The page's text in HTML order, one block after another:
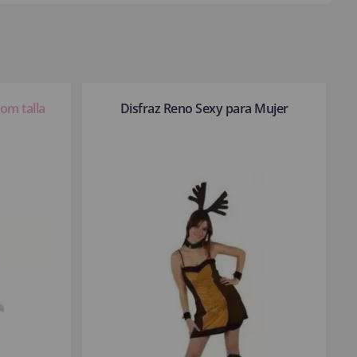
talla
Disfraz Reno Sexy para Mujer